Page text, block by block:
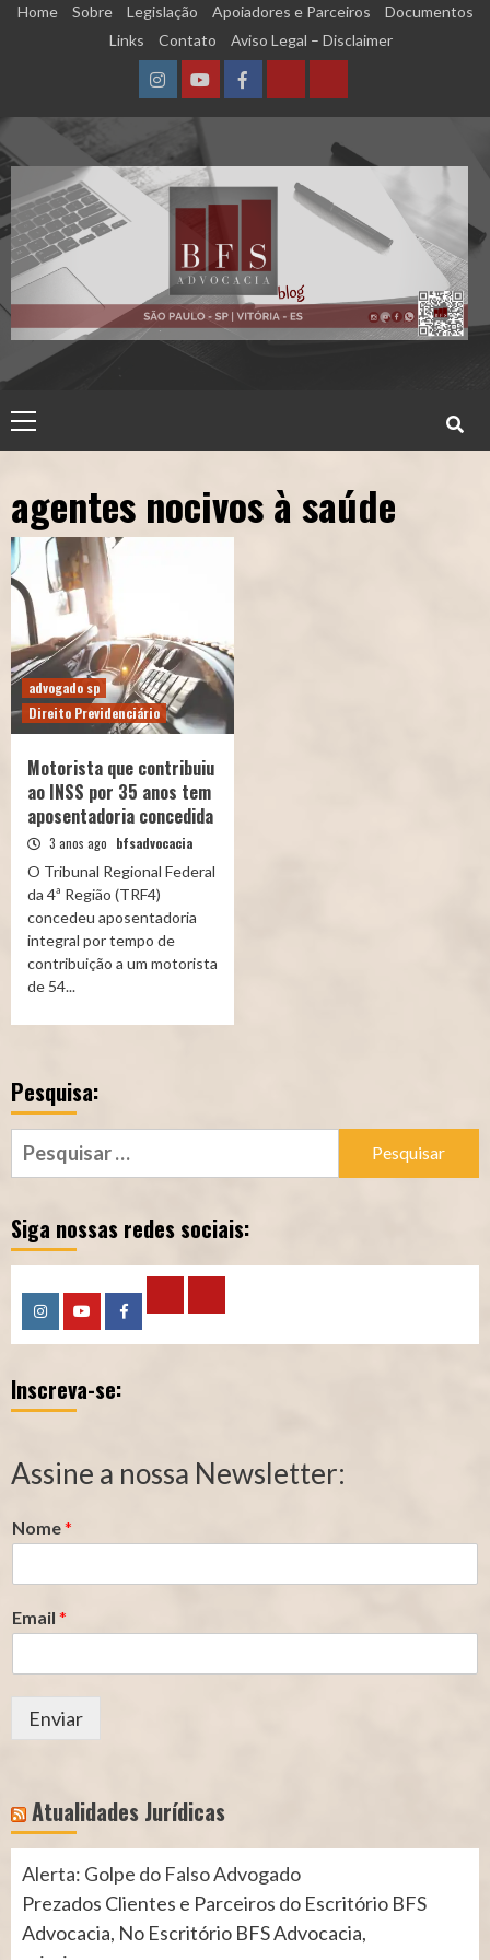
SkipHome Sobre Legislação Apoiadores e Parceiros
Documentos
Links
Contato Aviso Legal – Disclaimer
InstagramYouTubeFacebookCalculadora
Qualidade
de
Segurado
(INSS)
Calculadora
Tempo
de
Contribuição
Menu
agentes nocivos à saúde
advogado sp
Direito Previdenciário
Motorista que contribuiu
ao INSS por 35 anos tem
aposentadoria concedida
3 anos ago bfsadvocacia
O Tribunal Regional Federal
da 4ª Região (TRF4)
concedeu aposentadoria
integral por tempo de
contribuição a um motorista
de 54...
Pesquisa:
Pesquisar
por:
Siga nossas redes sociais:
InstagramYouTubeFacebook
Calculadora
–
Segurado
Calculadora
–
Contribuição
Inscreva-se:
Assine a nossa Newsletter:
Nome*
Email *
Enviar
Atualidades Jurídicas
Alerta: Golpe do Falso Advogado
Prezados Clientes e Parceiros do Escritório BFS
Advocacia, No Escritório BFS Advocacia,